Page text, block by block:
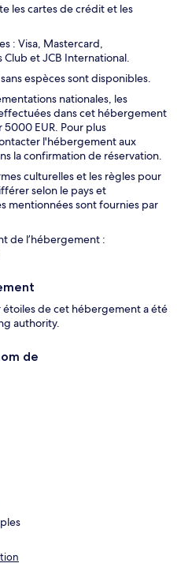
les cartes de crédit et les
: Visa, Mastercard,
Club et JCB International.
espèces sont disponibles.
nationales, les
dans cet hébergement
EUR. Pour plus
l'hébergement aux
la confirmation de réservation.
culturelles et les règles pour
selon le pays et
mentionnées sont fournies par
de l’hébergement :
étoiles de cet hébergement a été
authority.
de